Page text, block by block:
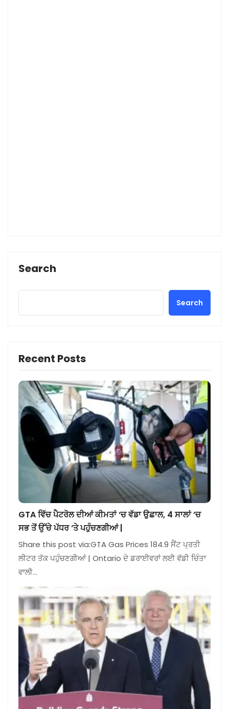
Search
Search
Recent Posts
GTA ਵਿੱਚ ਪੈਟਰੋਲ ਦੀਆਂ ਕੀਮਤਾਂ ‘ਚ ਵੱਡਾ ਉਛਾਲ, 4 ਸਾਲਾਂ ‘ਚ
ਸਭ ਤੋਂ ਉੱਚੇ ਪੱਧਰ ‘ਤੇ ਪਹੁੰਚਣਗੀਆਂ |
Share this post via:GTA Gas Prices 184.9 ਸੈਂਟ ਪ੍ਰਤੀ
ਲੀਟਰ ਤੱਕ ਪਹੁੰਚਣਗੀਆਂ | Ontario ਦੇ ਡਰਾਈਵਰਾਂ ਲਈ ਵੱਡੀ ਚਿੰਤਾ
ਵਾਲੀ…